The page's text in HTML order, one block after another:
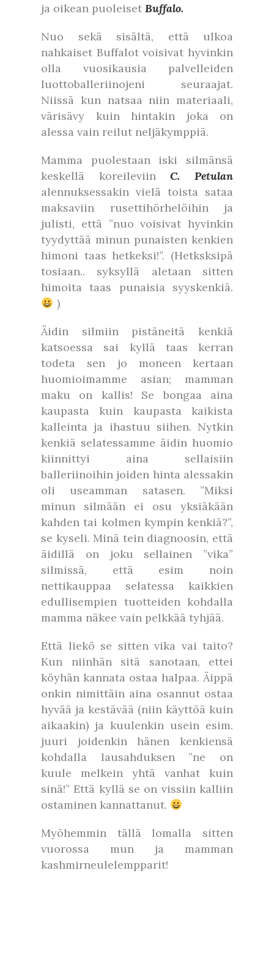
ja oikean puoleiset Buffalo.
Nuo sekä sisältä, että ulkoa
nahkaiset Buffalot voisivat hyvinkin
olla vuosikausia palvelleiden
luottoballeriinojeni seuraajat.
Niissä kun natsaa niin materiaali,
värisävy kuin hintakin joka on
alessa vain reilut neljäkymppiä.
Mamma puolestaan iski silmänsä
keskellä koreileviinC. Petulan
alennuksessakin vielä toista sataa
maksaviin rusettihörhelöihin ja
julisti, että ”nuo voisivat hyvinkin
tyydyttää minun punaisten kenkien
himoni taas hetkeksi!”. (Hetksksipä
tosiaan.. syksyllä aletaan sitten
himoita taas punaisia syyskenkiä.
)
Äidin silmiin pistäneitä kenkiä
katsoessa sai kyllä taas kerran
todeta sen jo moneen kertaan
huomioimamme asian; mamman
maku on kallis! Se bongaa aina
kaupasta kuin kaupasta kaikista
kalleinta ja ihastuu siihen. Nytkin
kenkiä selatessamme äidin huomio
kiinnittyi aina sellaisiin
balleriinoihin joiden hinta alessakin
oli useamman satasen. ”Miksi
minun silmään ei osu yksiäkään
kahden tai kolmen kympin kenkiä?”,
se kyseli. Minä tein diagnoosin, että
äidillä on joku sellainen ”vika”
silmissä, että esim noin
nettikauppaa selatessa kaikkien
edullisempien tuotteiden kohdalla
mamma näkee vain pelkkää tyhjää.
Että liekö se sitten vika vai taito?
Kun niinhän sitä sanotaan, ettei
köyhän kannata ostaa halpaa. Äippä
onkin nimittäin aina osannut ostaa
hyvää ja kestävää (niin käyttöä kuin
aikaakin) ja kuulenkin usein esim.
juuri joidenkin hänen kenkiensä
kohdalla lausahduksen ”ne on
kuule melkein yhtä vanhat kuin
sinä!” Että kyllä se on vissiin kalliin
ostaminen kannattanut.
Myöhemmin tällä lomalla sitten
vuorossa mun ja mamman
kashmirneulelempparit!